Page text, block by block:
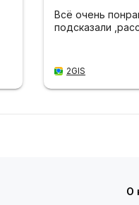
Всё очень
подсказали
2GIS
О